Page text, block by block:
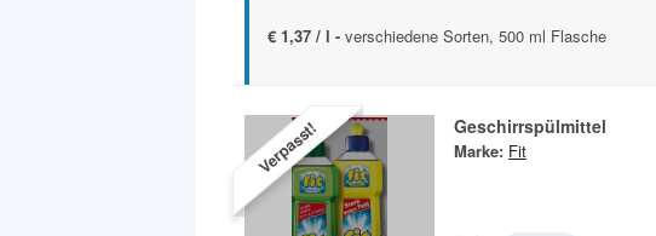
€ 1,37 / l - verschiedene Sorten, 500 ml Flasche
Verpasst! Geschirrspülmittel
Marke: Fit